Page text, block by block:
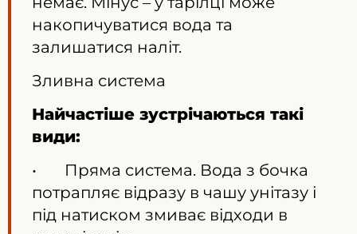
накопичуватися вода та
залишатися наліт.
Зливна система
Найчастіше зустрічаються такі
види:
• Пряма система. Вода з бочка
потрапляє відразу в чашу унітазу і
під натиском змиває відходи в